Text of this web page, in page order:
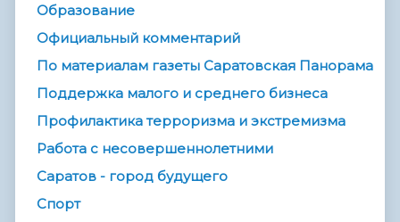
Образование
Официальный комментарий
По материалам газеты Саратовская Панорама
Поддержка малого и среднего бизнеса
Профилактика терроризма и экстремизма
Работа с несовершеннолетними
Саратов - город будущего
Спорт